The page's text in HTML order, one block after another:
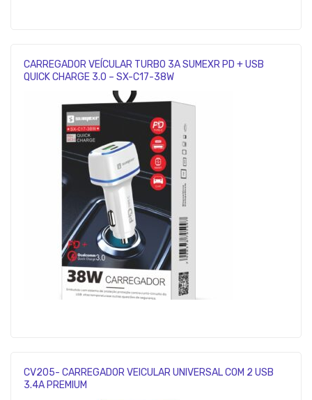
CARREGADOR VEÍCULAR TURBO 3A SUMEXR PD + USB
QUICK CHARGE 3.0 – SX-C17-38W
CV205- CARREGADOR VEICULAR UNIVERSAL COM 2 USB
3.4A PREMIUM